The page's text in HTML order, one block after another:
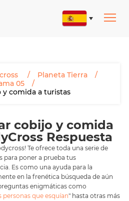
Planeta Tierra
05
y comida a turistas
cobijo y comida
Respuesta
Te ofrece toda una serie de
para poner a prueba tus
Es como una ayuda para la
en la frenética búsqueda de aún
enigmáticas como
que esquían" hasta otras más